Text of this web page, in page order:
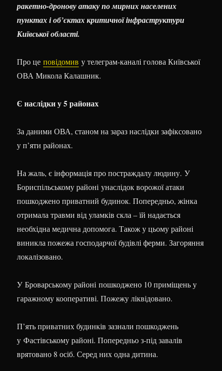
ракетно-дронову атаку по мирних населених
пунктах і об’єктах критичної інфраструктури
Київської області.
Про цеповідомив у телеграм-каналі голова Київської
ОВА Микола Калашник.
Є наслідки у 5 районах
За даними ОВА, станом на зараз наслідки зафіксовано
у п’яти районах.
На жаль, є інформація про постраждалу людину. У
Бориспільському районі унаслідок ворожої атаки
пошкоджено приватний будинок. Попередньо, жінка
отримала травми від уламків скла – їй надається
необхідна медична допомога. Також у цьому районі
виникла пожежа господарчої будівлі ферми. Загоряння
локалізовано.
У Броварському районі пошкоджено 10 приміщень у
гаражному кооперативі. Пожежу ліквідовано.
П’ять приватних будинків зазнали пошкоджень
у Фастівському районі. Попередньо з-під завалів
врятовано 8 осіб. Серед них одна дитина.